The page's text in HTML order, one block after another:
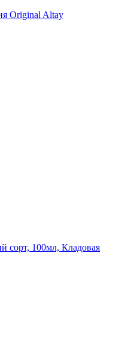
Original Altay
сорт, 100мл, Кладовая